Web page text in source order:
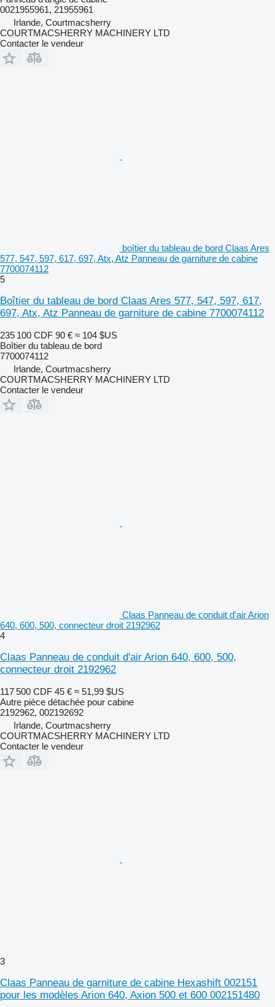
0021955961, 21955961
Irlande, Courtmacsherry
COURTMACSHERRY MACHINERY LTD
Contacter le vendeur
boîtier du tableau de bord Claas Ares
577, 547, 597, 617, 697, Atx, Atz Panneau de garniture de cabine
7700074112
5
Boîtier du tableau de bord Claas Ares 577, 547, 597, 617,
697, Atx, Atz Panneau de garniture de cabine 7700074112
235 100 CDF 90 € ≈ 104 $US
Boîtier du tableau de bord
7700074112
Irlande, Courtmacsherry
COURTMACSHERRY MACHINERY LTD
Contacter le vendeur
Claas Panneau de conduit d'air Arion
640, 600, 500, connecteur droit 2192962
4
Claas Panneau de conduit d'air Arion 640, 600, 500,
connecteur droit 2192962
117 500 CDF 45 € ≈ 51,99 $US
Autre pièce détachée pour cabine
2192962, 002192692
Irlande, Courtmacsherry
COURTMACSHERRY MACHINERY LTD
Contacter le vendeur
3
Claas Panneau de garniture de cabine Hexashift 002151
pour les modèles Arion 640, Axion 500 et 600 002151480